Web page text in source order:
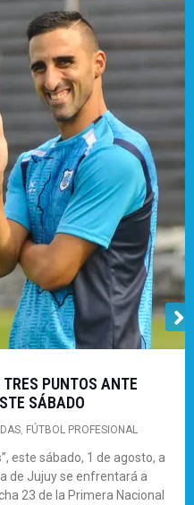
TRES PUNTOS ANTE
SÁBADO
, FÚTBOL PROFESIONAL
este sábado, 1 de agosto, a
de Jujuy se enfrentará a
23 de la Primera Nacional